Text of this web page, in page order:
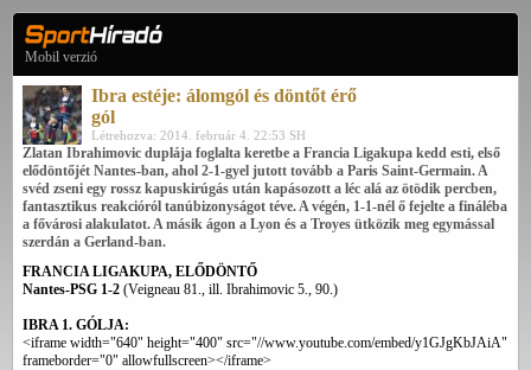
Mobil verzió
Ibra estéje: álomgól és döntőt érő
gól
Létrehozva: 2014. február 4. 22:53 SH
Zlatan Ibrahimovic duplája foglalta keretbe a Francia Ligakupa kedd esti, első
elődöntőjét Nantes-ban, ahol 2-1-gyel jutott tovább a Paris Saint-Germain. A
svéd zseni egy rossz kapuskirúgás után kapásozott a léc alá az ötödik percben,
fantasztikus reakcióról tanúbizonyságot téve. A végén, 1-1-nél ő fejelte a fináléba
a fővárosi alakulatot. A másik ágon a Lyon és a Troyes ütközik meg egymással
szerdán a Gerland-ban.
FRANCIA LIGAKUPA, ELŐDÖNTŐ
Nantes-PSG 1-2 (Veigneau 81., ill. Ibrahimovic 5., 90.)
IBRA 1. GÓLJA:
<iframe width="640" height="400" src="//www.youtube.com/embed/y1GJgKbJAiA"
frameborder="0" allowfullscreen></iframe>